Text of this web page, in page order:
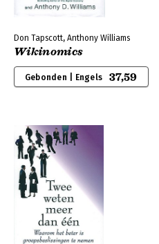
Don Tapscott, Anthony Williams
Wikinomics
Gebonden | Engels 37,59